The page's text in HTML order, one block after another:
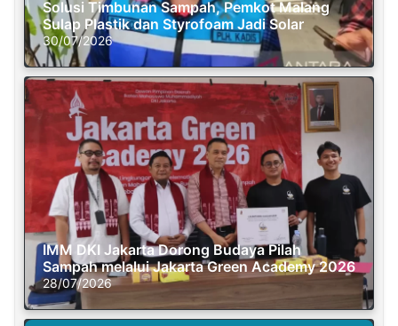
Solusi Timbunan Sampah, Pemkot Malang
Sulap Plastik dan Styrofoam Jadi Solar
30/07/2026
IMM DKI Jakarta Dorong Budaya Pilah
Sampah melalui Jakarta Green Academy 2026
28/07/2026